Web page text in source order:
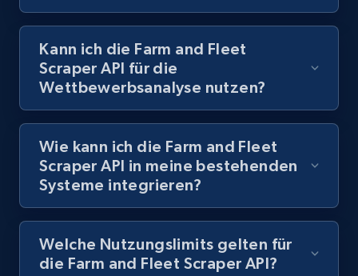
URL, Title, Rating, Reviews, Initial price, Final
price, Currency, Stock, and more.
991+ 165+ Gratis testen
keyword
URL, Title, Rating, Reviews, Initial price, Final
price, Currency, Stock, and more.
Kann ich die Farm and Fleet
Scraper API für die
Wettbewerbsanalyse nutzen?
Wie kann ich die Farm and Fleet
Scraper API in meine bestehenden
Systeme integrieren?
Welche Nutzungslimits gelten für
die Farm and Fleet Scraper API?